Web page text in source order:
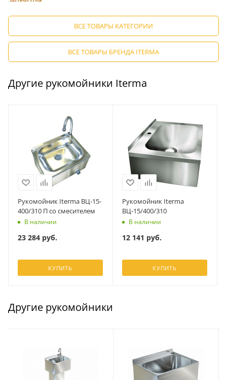
ВСЕ ТОВАРЫ КАТЕГОРИИ
ВСЕ ТОВАРЫ БРЕНДА ITERMA
Другие рукомойники Iterma
Рукомойник Iterma ВЦ-15-
400/310 П со смесителем
В наличии
23 284 руб.
КУПИТЬ
Рукомойник Iterma
ВЦ-15/400/310
В наличии
12 141 руб.
КУПИТЬ
Другие рукомойники